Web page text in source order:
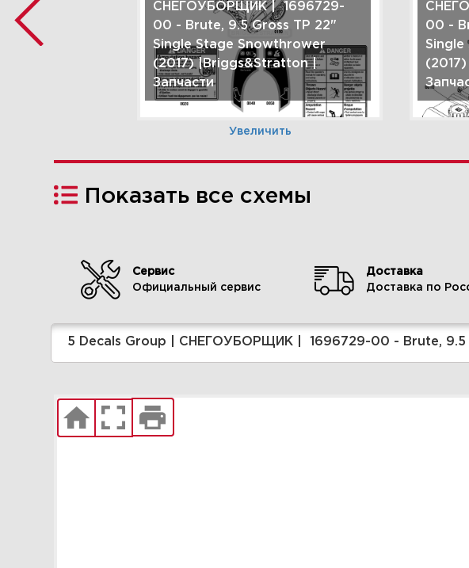
СНЕГОУБОРЩИК | 1696729-
00 - Brute, 9.5 Gross TP 22"
Single Stage Snowthrower
(2017) |Briggs&Stratton |
Запчасти
Увеличить
00 -
Manual | СНЕГОУБОРЩИК |
1696729-00 - Brute, 9.5 Gross
Snowthrower (2017)
|Briggs&Stratton | Запчасти
00 -
00 -
Показать все схемы
Сервис
Официальный сервис
Доставка
Доставка по
5 Decals Group | СНЕГОУБОРЩИК | 1696729-00 -